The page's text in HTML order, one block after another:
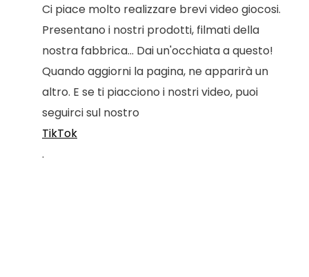
Ci piace molto realizzare brevi video giocosi.
Presentano i nostri prodotti, filmati della
nostra fabbrica... Dai un'occhiata a questo!
Quando aggiorni la pagina, ne apparirà un
altro. E se ti piacciono i nostri video, puoi
seguirci sul nostro
TikTok
.